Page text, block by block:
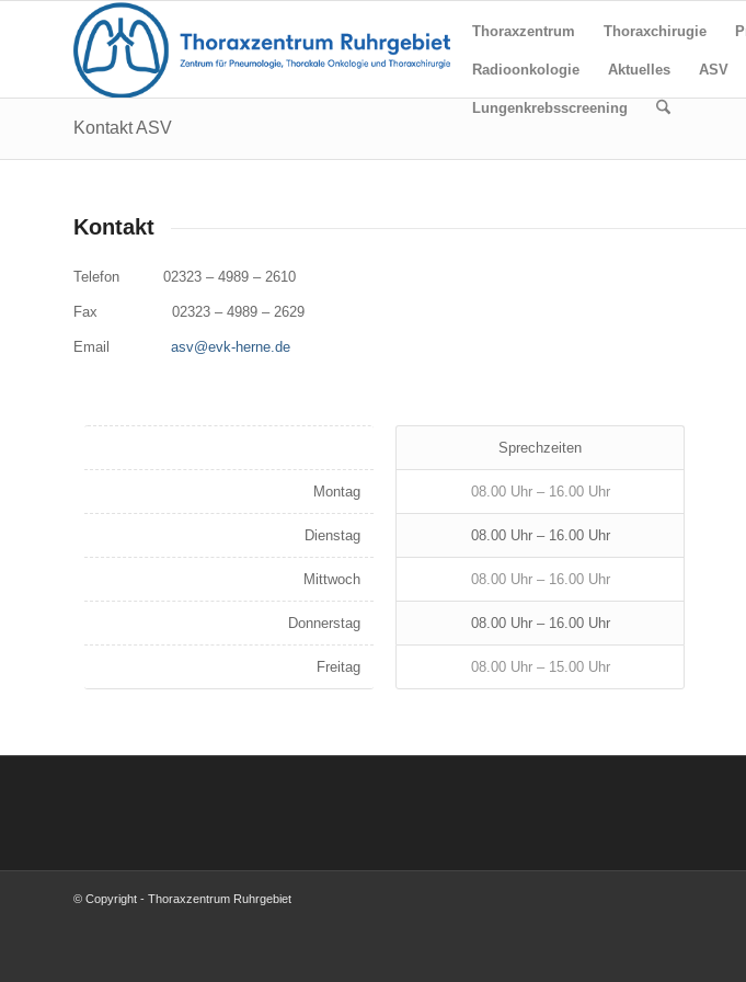
Thoraxzentrum Thoraxchirugie
Radioonkologie Aktuelles ASV
Lungenkrebsscreening
Kontakt ASV
Kontakt
Telefon 02323 – 4989 – 2610
Fax 02323 – 4989 – 2629
Email asv@evk-herne.de
Montag
Dienstag
Mittwoch
Donnerstag
Freitag
Sprechzeiten
08.00 Uhr – 16.00 Uhr
08.00 Uhr – 16.00 Uhr
08.00 Uhr – 16.00 Uhr
08.00 Uhr – 16.00 Uhr
08.00 Uhr – 15.00 Uhr
© Copyright - Thoraxzentrum Ruhrgebiet